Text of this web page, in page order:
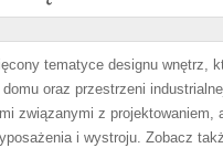
tematyce designu wnętrz,
oraz przestrzeni
związanymi z projektowaniem,
i wystroju. Zobacz